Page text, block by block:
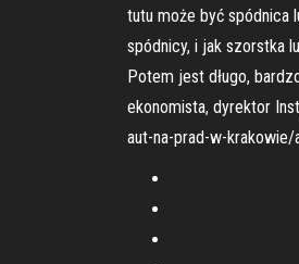
tutu może być spódnica
spódnicy, i jak szorstka
Potem jest długo,
ekonomista, dyrektor
aut-na-prad-w-